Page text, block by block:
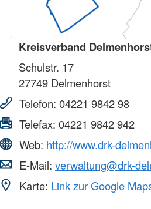
Kreisverband
Schulstr. 17
27749 Delmenhorst
Telefon: 04221 9842 98
Telefax: 04221 9842 942
Web: http://www.drk-
E-Mail: verwaltung@drk-
Karte: Link zur Google